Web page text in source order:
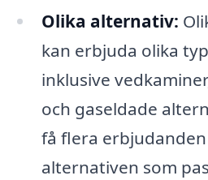
Olika alternativ:
kan erbjuda olika
inklusive
och gaseldade
få flera
alternativen som